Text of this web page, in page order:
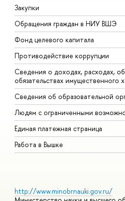
Закупки
Обращения граждан в НИУ ВШЭ
Фонд целевого капитала
Противодействие коррупции
Сведения о доходах, расходах,
обязательствах имущественного
Сведения об образовательной
Людям с ограниченными
Единая платежная страница
Работа в Вышке
http://www.minobrnauki.gov.ru/